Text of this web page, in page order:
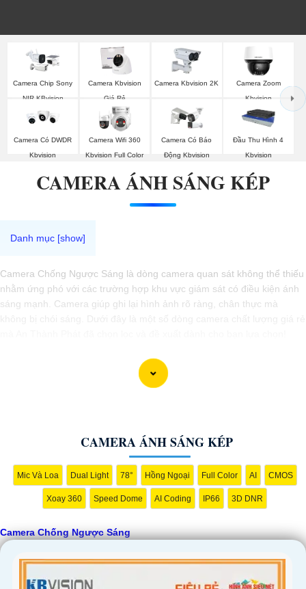
Camera Chip Sony
NIR KBvision
Camera Kbvision
Giá Rẻ
Camera Kbvision 2K
Camera Zoom
Kbvision
Camera Có DWDR
Kbvision
Camera Wifi 360
Kbvision Full Color
Camera Có Báo
Động Kbvision
Đầu Thu Hình 4
Kbvision
CAMERA ÁNH SÁNG KÉP
Camera Chống Ngược Sáng là dòng camera quan sát không thể thiếu
nhằm ứng phó với các trường hợp khu vực giám sát có điều kiện ánh
sáng mạnh. Camera giúp ghi lại hình ảnh rõ ràng, chân thực mà
CAMERA ÁNH SÁNG KÉP
Mic Và Loa Dual Light 78° Hồng Ngoại Full Color AI CMOS
Xoay 360 Speed Dome AI Coding IP66 3D DNR
Camera Chống Ngược Sáng